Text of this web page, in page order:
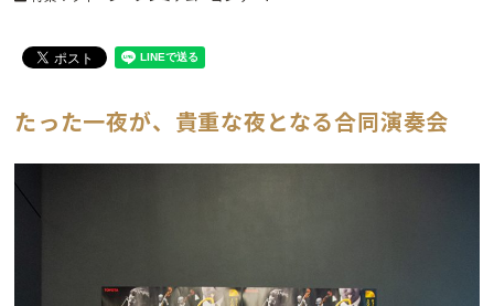
たった一夜が、貴重な夜となる合同演奏会